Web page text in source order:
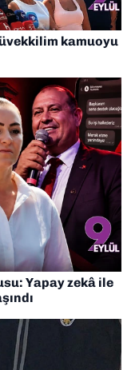
kamuoyu
Yapay zekâ ile